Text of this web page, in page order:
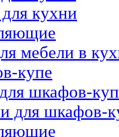
кухни
мебели в
купе
шкафов-
для шкафов-